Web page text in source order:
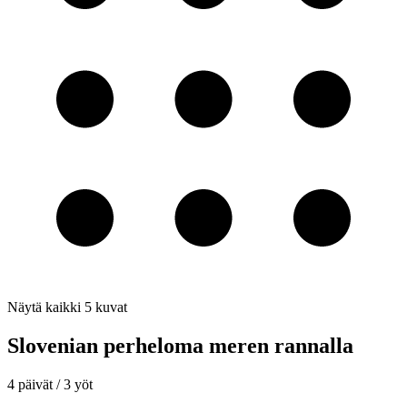
Näytä kaikki 5 kuvat
Slovenian perheloma meren rannalla
4 päivät / 3 yöt